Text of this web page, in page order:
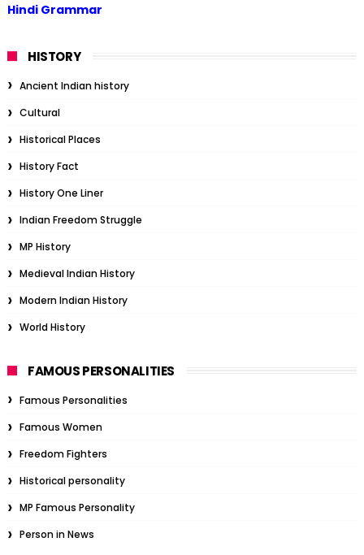
Hindi Grammar
HISTORY
Ancient Indian history
Cultural
Historical Places
History Fact
History One Liner
Indian Freedom Struggle
MP History
Medieval Indian History
Modern Indian History
World History
FAMOUS PERSONALITIES
Famous Personalities
Famous Women
Freedom Fighters
Historical personality
MP Famous Personality
Person in News